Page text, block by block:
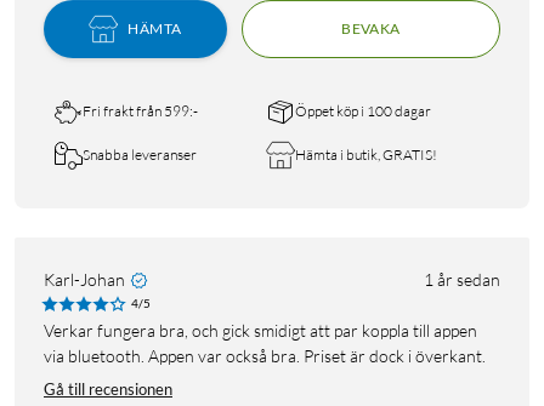
HÄMTA BEVAKA
Fri frakt från 599:- Öppet köp i 100 dagar
Snabba leveranser Hämta i butik, GRATIS!
Karl-Johan 1 år sedan
4/5
Verkar fungera bra, och gick smidigt att par koppla till appen
via bluetooth. Appen var också bra. Priset är dock i överkant.
Gå till recensionen